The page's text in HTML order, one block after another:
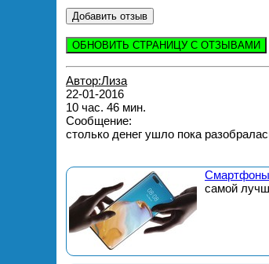
ОБНОВИТЬ СТРАНИЦУ С ОТЗЫВАМИ
Автор:Лиза
22-01-2016
10 час. 46 мин.
Сообщение:
столько денег ушло пока
Смартфоны
самой